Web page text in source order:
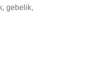
gebelik,